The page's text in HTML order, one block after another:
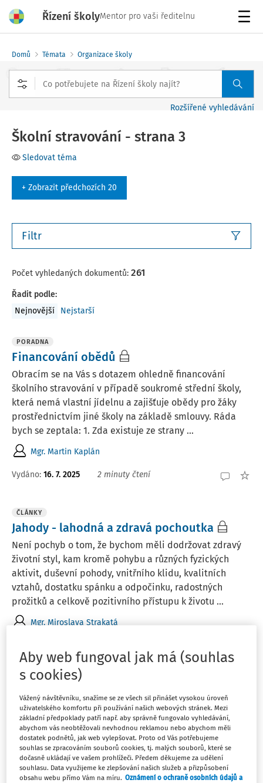
Řízení školyMentor pro vaši ředitelnu
Domů Témata Organizace školy
Rozšířené vyhledávání
Školní stravování - strana 3
Sledovat téma
+ Zobrazit předchozích 20
Filtr
Počet vyhledaných dokumentů: 261
Řadit podle:
Nejnovější
Nejstarší
PORADNA
Financování obědů
Obracím se na Vás s dotazem ohledně financování
školního stravování v případě soukromé střední školy,
která nemá vlastní jídelnu a zajišťuje obědy pro žáky
prostřednictvím jiné školy na základě smlouvy. Ráda
bych se zeptala: 1. Zda existuje ze strany ...
Mgr. Martin Kaplán
Vydáno: 16. 7. 2025 2 minuty čtení
ČLÁNKY
Jahody - lahodná a zdravá pochoutka
Není pochyb o tom, že bychom měli dodržovat zdravý
životní styl, kam kromě pohybu a různých fyzických
aktivit, duševní pohody, vnitřního klidu, kvalitních
vztahů, dostatku spánku a odpočinku, radostných
prožitků a celkově pozitivního přístupu k životu ...
Mgr. Miroslava Strakatá
Když voní léto na talíři
V létě se někdy se jen tak povalujeme ve stínu stromů,
jindy se touláme krajinou, nasáváme vůně, sbíráme,
ochutnáváme, poznáváme. Léto je hravé, šťavnaté,
voňavé - zkrátka stvořené pro dobrodružství všech
smyslů.
Aby web fungoval jak má (souhlas
s cookies)
Vážený návštěvníku, snažíme se ze všech sil přinášet vysokou úroveň
uživatelského komfortu při používání našich webových stránek. Mezi
základní předpoklady patří např. aby správně fungovalo vyhledávání,
abychom vás neobtěžovali nevhodnou reklamou nebo abychom měli
dostatek podnětů, jak web vylepšovat. Proto od Vás potřebujeme
souhlas se zpracováním souborů cookies, tj. malých souborů, které se
dočasně ukládají ve vašem prohlížeči. Předem děkujeme za udělení
souhlasu. Data využijeme ke zlepšování našich služeb a přizpůsobení
obsahu webu přímo Vám na míru. Oznámení o ochraně osobních údajů a